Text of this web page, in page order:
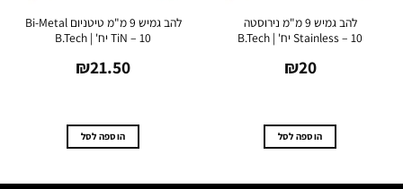
להב גמיש 9 מ"מ נירוסטה
Stainless – 10 יח' | B.Tech
הוספה לסל
להב גמיש 9 מ"מ טיטניום Bi-Metal
TiN – 10 יח' | B.Tech
₪21.50
הוספה לסל